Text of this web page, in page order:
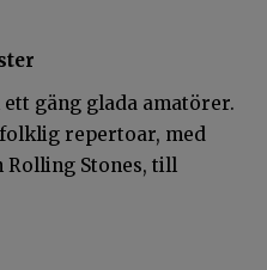
gäng glada amatörer.
repertoar, med
Rolling Stones, till